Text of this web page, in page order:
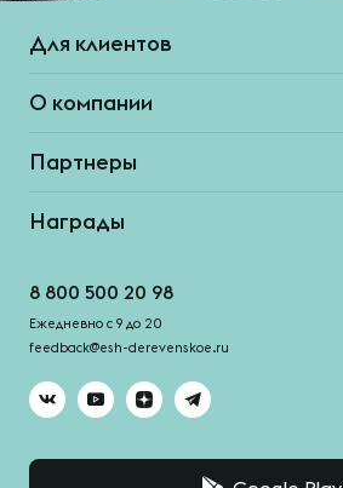
Для клиентов
О компании
Партнеры
Награды
8 800 500 20 98
Ежедневно с 9 до 20
feedback@esh-derevenskoe.ru